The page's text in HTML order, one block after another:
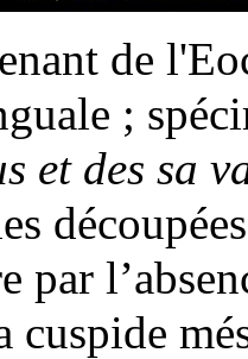
de
;
et des sa
par
cuspide